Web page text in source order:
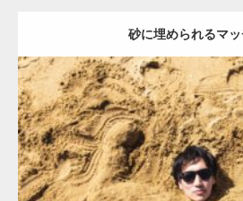
砂に埋められるマ
Update:
Category: 海のマッチョ オレンジの人